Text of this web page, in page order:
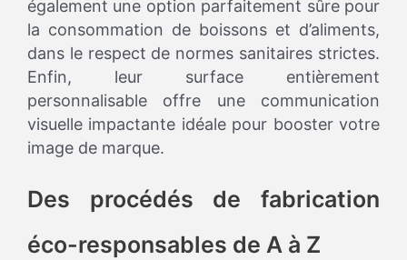
également une option parfaitement sûre pour
la consommation de boissons et d’aliments,
dans le respect de normes sanitaires strictes.
Enfin, leur surface entièrement
personnalisable offre une communication
visuelle impactante idéale pour booster votre
image de marque.
Des procédés de fabrication
éco-responsables de A à Z